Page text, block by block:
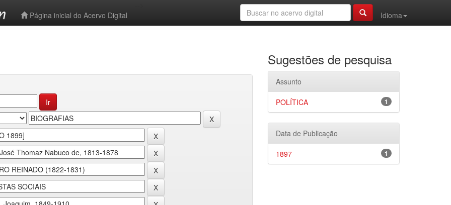
Página inicial do Acervo Digital
Idioma
Sugestões de pesquisa
Assunto
1
POLÍTICA
Data de Publicação
1
1897